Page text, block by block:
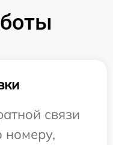
связи
номеру,